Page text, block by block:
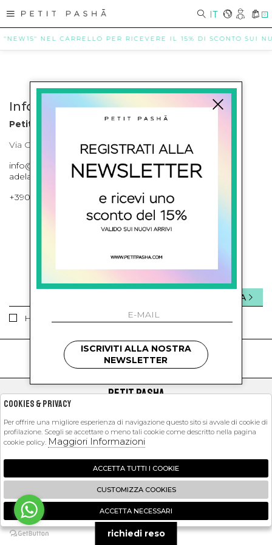
IT 0
NEL CARRELLO PER RICEVERE IL 15% DI SCONTO SUI
Info contatti
Petit Pasha
Via Cilea, 255 Napoli Corso Umberto I 301 Napoli
info@petitpasha.com, petitpasha@hotmail.it,
adelaide.petitpasha@hotmail.com
+39081643421 , +390812351280
ISCRIVITI ALLA NEWSLETTER
Ho letto ed accettato le condizioni sulla privacy.
INVIA
kids
PETIT PASHA
EXTRA
2026 Petit Pasha - P.iva : 09423341214 Powered by
Zucchetti
🍪
ISCRIVITI ALLA NOSTRA
NEWSLETTER
richiedi reso
Cookies & Privacy
Per offrire una migliore esperienza di navigazione questo sito si avvale di cookie di
profilazione. Scegli se accettare o meno tali cookie come descritto nella pagina
cookie policy. Maggiori Informazioni
ACCETTA TUTTI I COOKIE
CUSTOMIZZA COOKIES
ACCETTA NECESSARI